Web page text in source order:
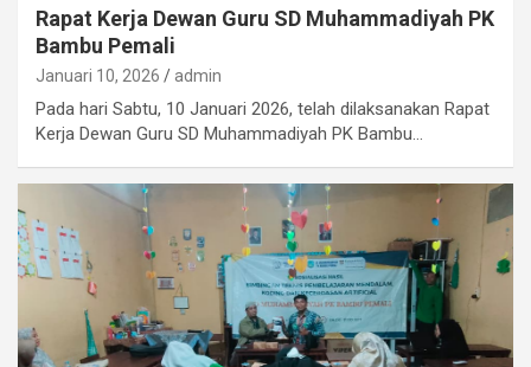
Rapat Kerja Dewan Guru SD Muhammadiyah PK
Bambu Pemali
Januari 10, 2026 admin
Pada hari Sabtu, 10 Januari 2026, telah dilaksanakan Rapat
Kerja Dewan Guru SD Muhammadiyah PK Bambu…